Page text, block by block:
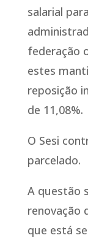
salarial
federação
estes
reposição
de 11,08%.
O Sesi
parcelado.
A questão
renovação
que está